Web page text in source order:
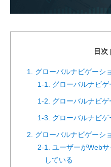
目次
1. グローバルナビゲーシ
1-1. グローバルナビゲ
1-2. グローバルナビ
1-3. グローバルナビ
2. グローバルナビゲーシ
2-1. ユーザーがWeb
している